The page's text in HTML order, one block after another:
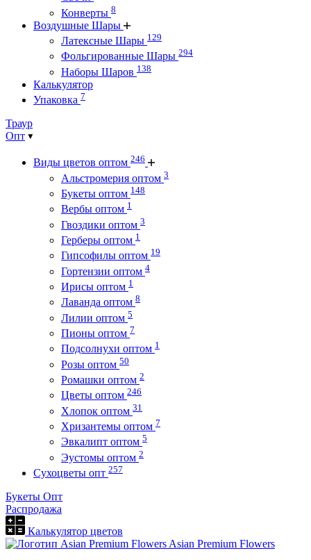
Конверты 8
Воздушные Шары
Латексные Шары 129
Фольгированные Шары 294
Наборы Шаров 138
Калькулятор
Упаковка 7
Траур
Опт
Виды цветов оптом 246
Альстромерия оптом 3
Букеты оптом 148
Вербы оптом 1
Гвоздики оптом 3
Герберы оптом 1
Гипсофилы оптом 19
Гортензии оптом 4
Ирисы оптом 1
Лаванда оптом 8
Лилии оптом 5
Пионы оптом 7
Подсолнухи оптом 1
Розы оптом 50
Ромашки оптом 2
Цветы оптом 246
Хлопок оптом 31
Хризантемы оптом 7
Эвкалипт оптом 5
Эустомы оптом 2
Сухоцветы опт 257
Букеты Опт
Распродажа
Калькулятор цветов
Asian Premium Flowers